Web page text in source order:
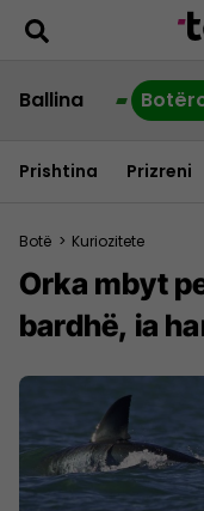
Ballina
Prishtina Prizreni
Botë > Kuriozitete
Orka mbyt
bardhë, ia